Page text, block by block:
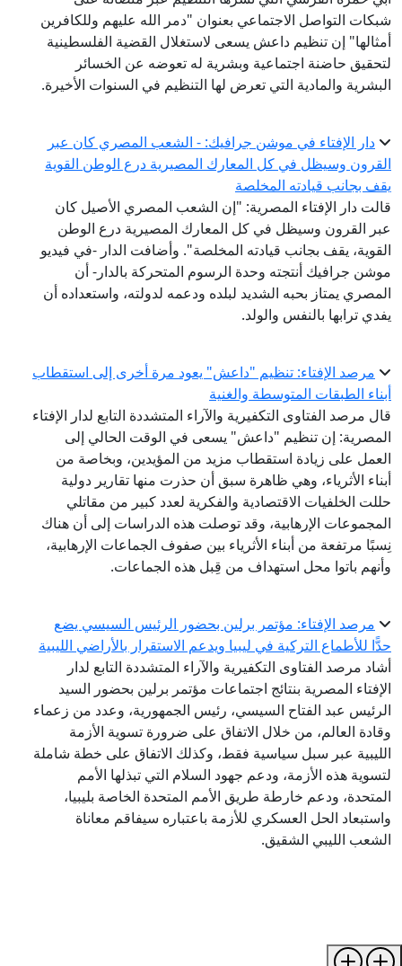
شبكات التواصل الاجتماعي بعنوان "دمر الله عليهم وللكافرين
أمثالها" إن تنظيم داعش يسعى لاستغلال القضية الفلسطينية
لتحقيق حاضنة اجتماعية وبشرية له تعوضه عن الخسائر
البشرية والمادية التي تعرض لها التنظيم في السنوات الأخيرة.
دار الإفتاء في موشن جرافيك: - الشعب المصري كان عبر
القرون وسيظل في كل المعارك المصيرية درع الوطن القوية
يقف بجانب قيادته المخلصة
قالت دار الإفتاء المصرية: "إن الشعب المصري الأصيل كان
عبر القرون وسيظل في كل المعارك المصيرية درع الوطن
القوية، يقف بجانب قيادته المخلصة". وأضافت الدار -في فيديو
موشن جرافيك أنتجته وحدة الرسوم المتحركة بالدار- أن
المصري يمتاز بحبه الشديد لبلده ودعمه لدولته، واستعداده أن
يفدي ترابها بالنفس والولد.
مرصد الإفتاء: تنظيم "داعش" يعود مرة أخرى إلى استقطاب
أبناء الطبقات المتوسطة والغنية
قال مرصد الفتاوى التكفيرية والآراء المتشددة التابع لدار الإفتاء
المصرية: إن تنظيم "داعش" يسعى في الوقت الحالي إلى
العمل على زيادة استقطاب مزيد من المؤيدين، وبخاصة من
أبناء الأثرياء، وهي ظاهرة سبق أن حذرت منها تقارير دولية
حللت الخلفيات الاقتصادية والفكرية لعدد كبير من مقاتلي
المجموعات الإرهابية، وقد توصلت هذه الدراسات إلى أن هناك
نِسبًا مرتفعة من أبناء الأثرياء بين صفوف الجماعات الإرهابية،
وأنهم باتوا محل استهداف من قِبل هذه الجماعات.
مرصد الإفتاء: مؤتمر برلين بحضور الرئيس السيسي يضع
حدًّا للأطماع التركية في ليبيا ويدعم الاستقرار بالأراضي الليبية
أشاد مرصد الفتاوى التكفيرية والآراء المتشددة التابع لدار
الإفتاء المصرية بنتائج اجتماعات مؤتمر برلين بحضور السيد
الرئيس عبد الفتاح السيسي، رئيس الجمهورية، وعدد من زعماء
وقادة العالم، من خلال الاتفاق على ضرورة تسوية الأزمة
الليبية عبر سبل سياسية فقط، وكذلك الاتفاق على خطة شاملة
لتسوية هذه الأزمة، ودعم جهود السلام التي تبذلها الأمم
المتحدة، ودعم خارطة طريق الأمم المتحدة الخاصة بليبيا،
واستبعاد الحل العسكري للأزمة باعتباره سيفاقم معاناة
الشعب الليبي الشقيق.